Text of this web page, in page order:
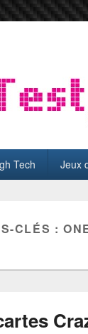
Tech Jeux
CLÉS :